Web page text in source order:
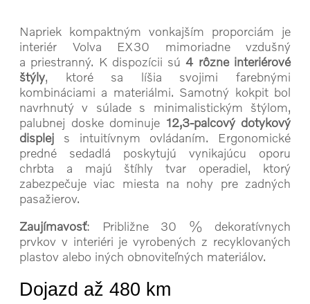
Napriek kompaktným vonkajším proporciám je
interiér Volva EX30 mimoriadne vzdušný
a priestranný. K dispozícii sú4 rôzne interiérové
štýly, ktoré sa líšia svojimi farebnými
kombináciami a materiálmi. Samotný kokpit bol
navrhnutý v súlade s minimalistickým štýlom,
palubnej doske dominuje 12,3-palcový dotykový
displej s intuitívnym ovládaním. Ergonomické
predné sedadlá poskytujú vynikajúcu oporu
chrbta a majú štíhly tvar operadiel, ktorý
zabezpečuje viac miesta na nohy pre zadných
pasažierov.
Zaujímavosť: Približne 30 % dekoratívnych
prvkov v interiéri je vyrobených z recyklovaných
plastov alebo iných obnoviteľných materiálov.
Dojazd až 480 km